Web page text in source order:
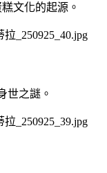
文化的起源。
世之謎。